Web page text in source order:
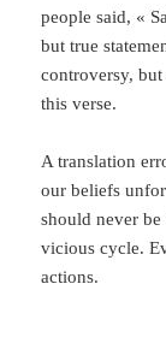
people said, «
but true
controversy,
this verse.
A translation
our beliefs
should never
vicious cycle.
actions.